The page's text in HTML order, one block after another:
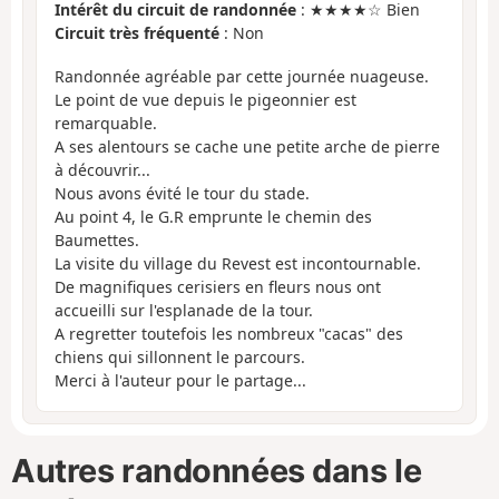
Intérêt du circuit de randonnée : ★★★★☆ Bien
Circuit très fréquenté : Non
Randonnée agréable par cette journée nuageuse.
Le point de vue depuis le pigeonnier est
remarquable.
A ses alentours se cache une petite arche de pierre
à découvrir...
Nous avons évité le tour du stade.
Au point 4, le G.R emprunte le chemin des
Baumettes.
La visite du village du Revest est incontournable.
De magnifiques cerisiers en fleurs nous ont
accueilli sur l'esplanade de la tour.
A regretter toutefois les nombreux "cacas" des
chiens qui sillonnent le parcours.
Merci à l'auteur pour le partage...
Autres randonnées dans le